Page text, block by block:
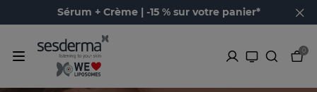
Sérum + Crème | -15 % sur votre panier*
0